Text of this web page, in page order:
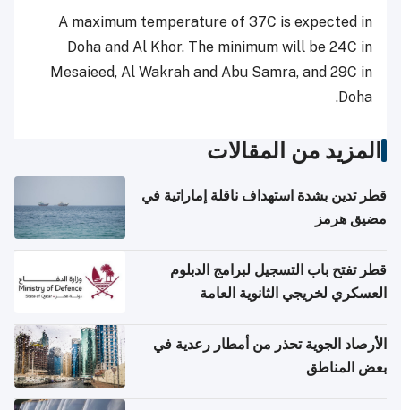
A maximum temperature of 37C is expected in
Doha and Al Khor. The minimum will be 24C in
Mesaieed, Al Wakrah and Abu Samra, and 29C in
Doha.
المزيد من المقالات
قطر تدين بشدة استهداف ناقلة إماراتية في
مضيق هرمز
قطر تفتح باب التسجيل لبرامج الدبلوم
العسكري لخريجي الثانوية العامة
الأرصاد الجوية تحذر من أمطار رعدية في
بعض المناطق